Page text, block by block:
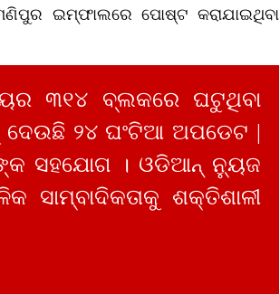
ଇମ୍ଫାଲରେ ପୋଷ୍ଟ କରାଯାଇଥିବା
୩୧୪ ବ୍ଲକରେ ଘଟୁଥିବା
୨୪ ଘଂଟିଆ ଅପଡେଟ |
ସହଯୋଗ । ଓଡିଆନ୍ ନ୍ୟୁଜ
ଶକ୍ତିଶାଳୀ